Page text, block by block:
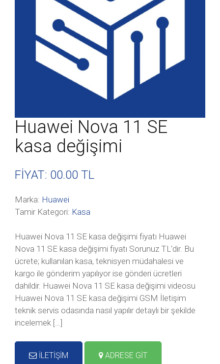
Huawei Nova 11 SE
kasa değişimi
FİYAT: 00.00 TL
Marka: Huawei
Tamir Kategori: Kasa
Huawei Nova 11 SE kasa değişimi fiyatı Huawei
Nova 11 SE kasa değişimi fiyatı Sorunuz TL‘dir. Bu
ücrete; kullanılan kasa, teknisyen müdahalesi ve
kargo ile gönderim yapılıyor ise gönderi ücretleri
dahildir. Huawei Nova 11 SE kasa değişimi videosu
Huawei Nova 11 SE kasa değişimi GSM İletişim
teknik servis odasında nasıl yapılır detaylı bir şekilde
incelemek […]
İLETİŞİM ADRESE GİT